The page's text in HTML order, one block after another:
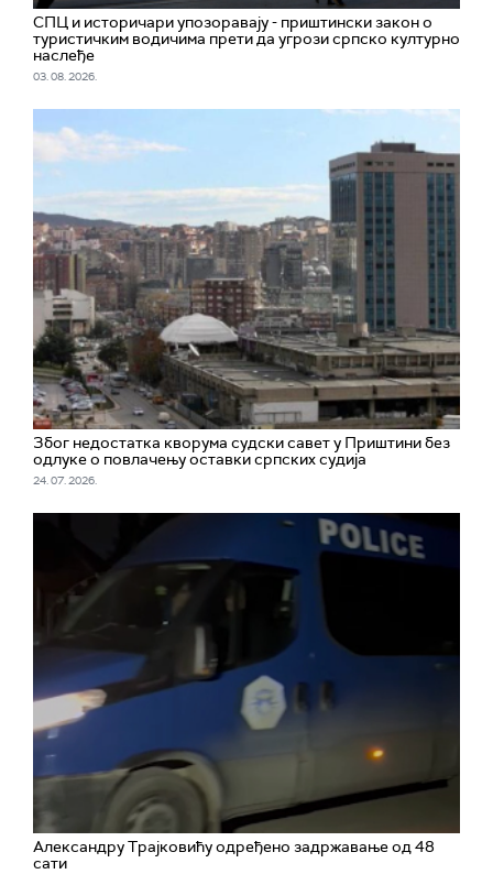
СПЦ и историчари упозоравају - приштински закон о
туристичким водичима прети да угрози српско културно
наслеђе
03. 08. 2026.
Због недостатка кворума судски савет у Приштини без
одлуке о повлачењу оставки српских судија
24. 07. 2026.
Александру Трајковићу одређено задржавање од 48
сати